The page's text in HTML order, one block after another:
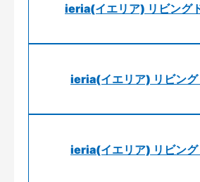
ieria(イエリア) リビング
ieria(イエリア) リビング
ieria(イエリア) リビング